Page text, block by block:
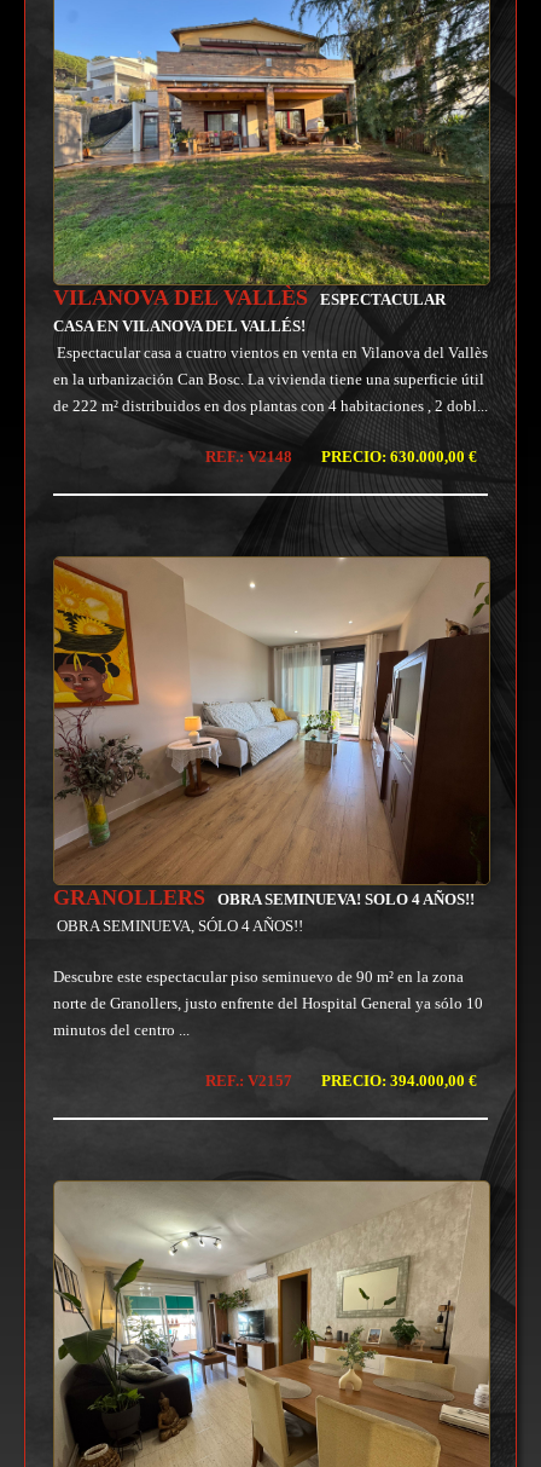
VILANOVA DEL VALLÈS
ESPECTACULAR
CASA EN VILANOVA DEL VALLÉS!
Espectacular casa a cuatro vientos en venta en Vilanova del Vallès
en la urbanización Can Bosc. La vivienda tiene una superficie útil
de 222 m² distribuidos en dos plantas con 4 habitaciones , 2 dobl...
REF.: V2148 PRECIO: 630.000,00 €
GRANOLLERS
OBRA SEMINUEVA! SOLO 4 AÑOS!!
OBRA SEMINUEVA, SÓLO 4 AÑOS!!
Descubre este espectacular piso seminuevo de 90 m² en la zona
norte de Granollers, justo enfrente del Hospital General ya sólo 10
minutos del centro ...
REF.: V2157 PRECIO: 394.000,00 €